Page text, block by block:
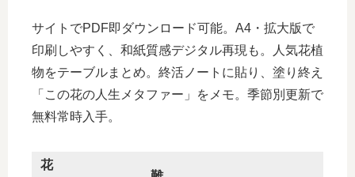
サイトでPDF即ダウンロード可能。A4・拡大版で
印刷しやすく、和紙質感デジタル再現も。人気花植
物をテーブルまとめ。終活ノートに貼り、塗り終え
「この花の人生メタファー」をメモ。季節別更新で
無料常時入手。​
花